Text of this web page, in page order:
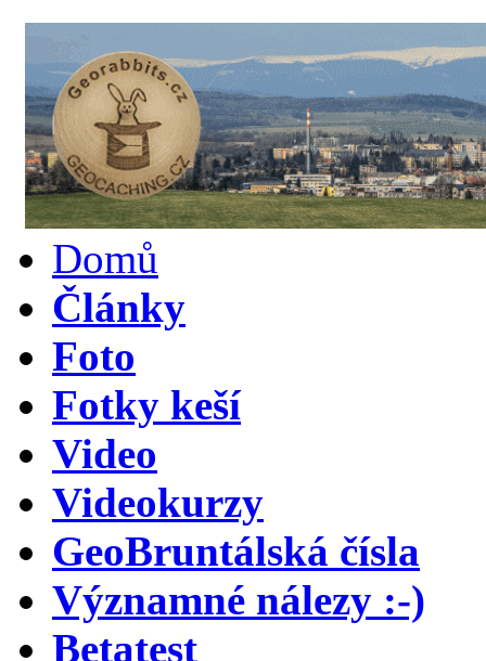
Domů
Články
Foto
Fotky keší
Video
Videokurzy
GeoBruntálská čísla
Významné nálezy :-)
Betatest